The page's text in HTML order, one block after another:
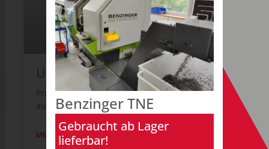
Über Uns
Kontakt
Unsere Maschine des Monats
Primacon PFM 24CC – CompactCell DIE
automatisierte Mikropräzisions-Fräszelle mit der
MEHR LESEN
Benzinger TNE
Gebraucht ab Lager
lieferbar!